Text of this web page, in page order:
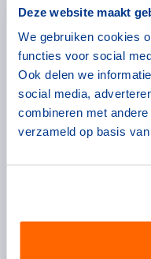
Deze website maakt
We gebruiken cookies
functies voor social
Ook delen we
social media,
combineren met
verzameld op basis
Handige links
Werken bij NOC*NSF